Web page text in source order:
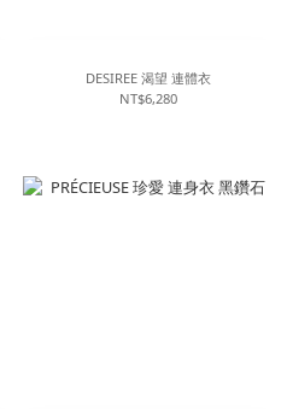
DESIREE 渴望 連體衣
NT$6,280